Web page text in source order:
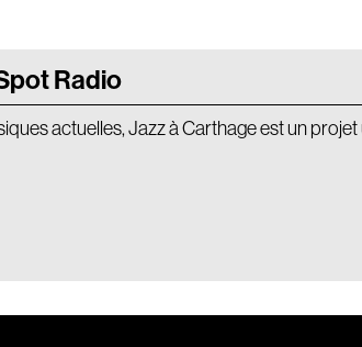
Radio
actuelles, Jazz à Carthage est un